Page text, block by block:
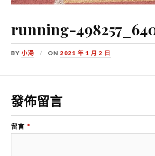
running-
BY小湯 ON2021 年 1 月 2 日
發佈留言
留言 *